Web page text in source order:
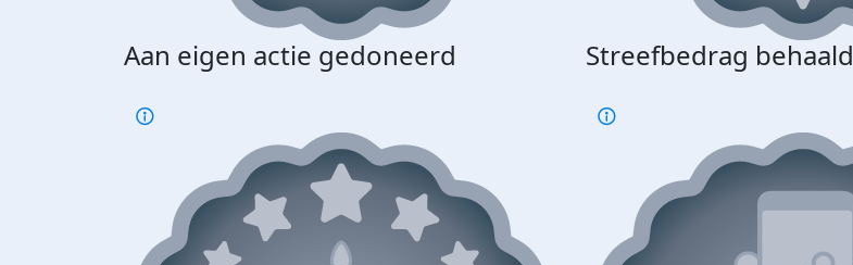
Aan eigen actie gedoneerd Streefbedrag behaald